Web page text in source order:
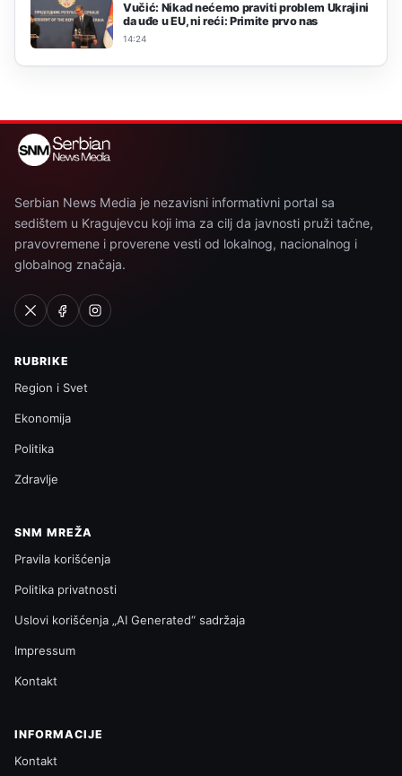
Vučić: Nikad nećemo praviti problem Ukrajini
da uđe u EU, ni reći: Primite prvo nas
14:24
Serbian News Media je nezavisni informativni portal sa
sedištem u Kragujevcu koji ima za cilj da javnosti pruži tačne,
pravovremene i proverene vesti od lokalnog, nacionalnog i
globalnog značaja.
RUBRIKE
Region i Svet
Ekonomija
Politika
Zdravlje
SNM MREŽA
Pravila korišćenja
Politika privatnosti
Uslovi korišćenja „AI Generated“ sadržaja
Impressum
Kontakt
INFORMACIJE
Kontakt